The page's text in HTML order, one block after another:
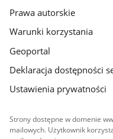
Prawa autorskie
Warunki korzystania
Geoportal
Deklaracja dostępności
Ustawienia prywatności
Strony dostępne w domenie
mailowych. Użytkownik